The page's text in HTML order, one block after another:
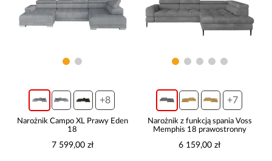
+8
Narożnik Campo XL Prawy Eden
18
7 599,00 zł
+7
Narożnik z funkcją spania Voss
Memphis 18 prawostronny
6 159,00 zł